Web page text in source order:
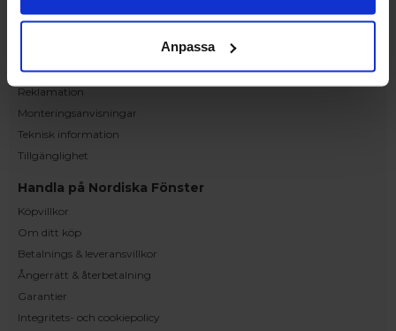
Anpassa
Kontakta oss
Leverans
Reklamation
Monteringsanvisningar
Teknisk information
Tillgänglighet
Handla på Nordiska Fönster
Köpvillkor
Om ditt köp
Betalnings & leveransvillkor
Ångerrätt & återbetalning
Garantier
Integritets- och cookiepolicy